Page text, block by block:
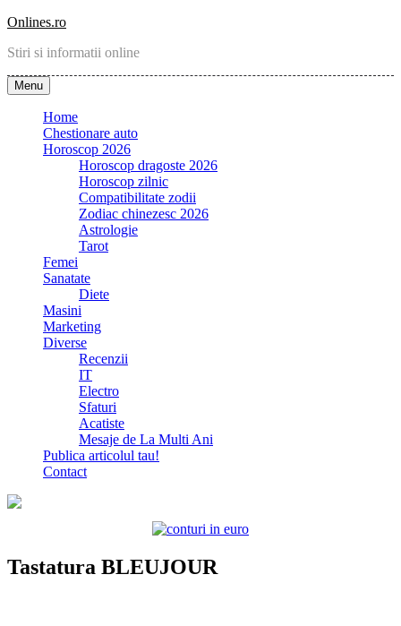
Skip
content
Onlines.ro
Stiri si informatii online
Menu
Home
Chestionare auto
Horoscop 2026
Horoscop dragoste 2026
Horoscop zilnic
Compatibilitate zodii
Zodiac chinezesc 2026
Astrologie
Tarot
Femei
Sanatate
Diete
Masini
Marketing
Diverse
Recenzii
IT
Electro
Sfaturi
Acatiste
Mesaje de La Multi Ani
Publica articolul tau!
Contact
Tastatura BLEUJOUR